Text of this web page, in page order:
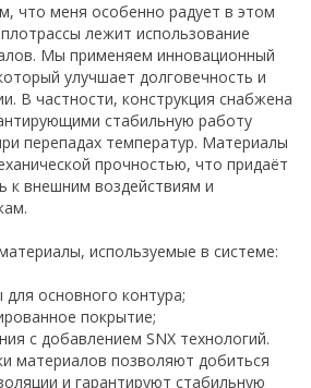
что меня особенно радует в этом
лежит использование
Мы применяем инновационный
улучшает долговечность и
В частности, конструкция снабжена
стабильную работу
перепадах температур. Материалы
прочностью, что придаёт
к внешним воздействиям и
используемые в системе:
основного контура;
покрытие;
с добавлением SNX технологий.
материалов позволяют добиться
и гарантируют стабильную